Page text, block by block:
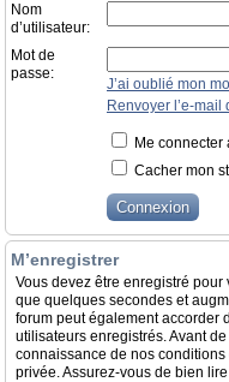
Nom
d’utilisateur:
Mot de
passe:
J’ai oublié mon
Renvoyer l’e-mail
Me connecter
Cacher mon
M’enregistrer
Vous devez être enregistré pour
que quelques secondes et
forum peut également accorder
utilisateurs enregistrés. Avant
connaissance de nos
privée. Assurez-vous de bien